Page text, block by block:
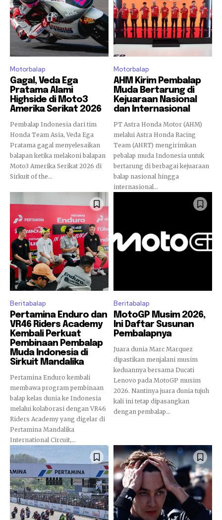
Motorbalap
Gagal, Veda Ega
Pratama Alami
Highside di Moto3
Amerika Serikat 2026
Pembalap Indonesia dari tim
Honda Team Asia, Veda Ega
Pratama gagal menyelesaikan
balapan ketika melakoni balapan
Moto3 Amerika Serikat 2026 di
Sirkuit of the...
Motorbalap
AHM Kirim Pembalap
Muda Bertarung di
Kejuaraan Nasional
dan Internasional
PT Astra Honda Motor (AHM)
melalui Astra Honda Racing
Team (AHRT) mengirimkan
pebalap muda Indonesia untuk
bertarung di berbagai kejuaraan
balap nasional hingga
internasional...
Beritabalap
Pertamina Enduro dan
VR46 Riders Academy
Kembali Perkuat
Pembinaan Pembalap
Muda Indonesia di
Sirkuit Mandalika
Pertamina Enduro kembali
membawa program pembinaan
balap kelas dunia ke Indonesia
melalui kolaborasi dengan VR46
Riders Academy yang digelar di
Pertamina Mandalika
International Circuit,...
Beritabalap
MotoGP Musim 2026,
Ini Daftar Susunan
Pembalapnya
Juara dunia Marc Marquez
dipastikan menjalani musim
keduannya bersama Ducati
Lenovo pada MotoGP musim
2026. Nantinya juara dunia tujuh
kali ini tetap dipasangkan
dengan pembalap...